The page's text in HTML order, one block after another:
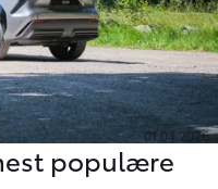
01.04.2026
populære